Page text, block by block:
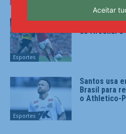
Esportes
Borussia
do Arsenal e
Esportes
Santos usa
Brasil para
o Athletico-
Aceitar